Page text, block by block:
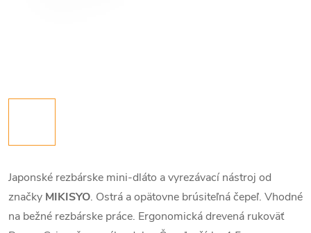
Japonské rezbárske mini-dláto a vyrezávací nástroj od
značky MIKISYO. Ostrá a opätovne brúsiteľná čepeľ. Vhodné
na bežné rezbárske práce. Ergonomická drevená rukoväť